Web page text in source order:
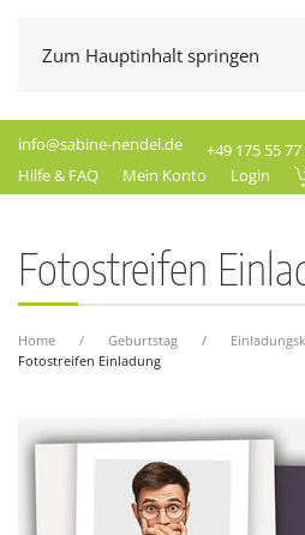
Zum Hauptinhalt springen
info@sabine-nendel.de
+49 175 55
Hilfe & FAQ
Mein Konto Login
Fotostreifen
Home Geburtstag
Fotostreifen Einladung